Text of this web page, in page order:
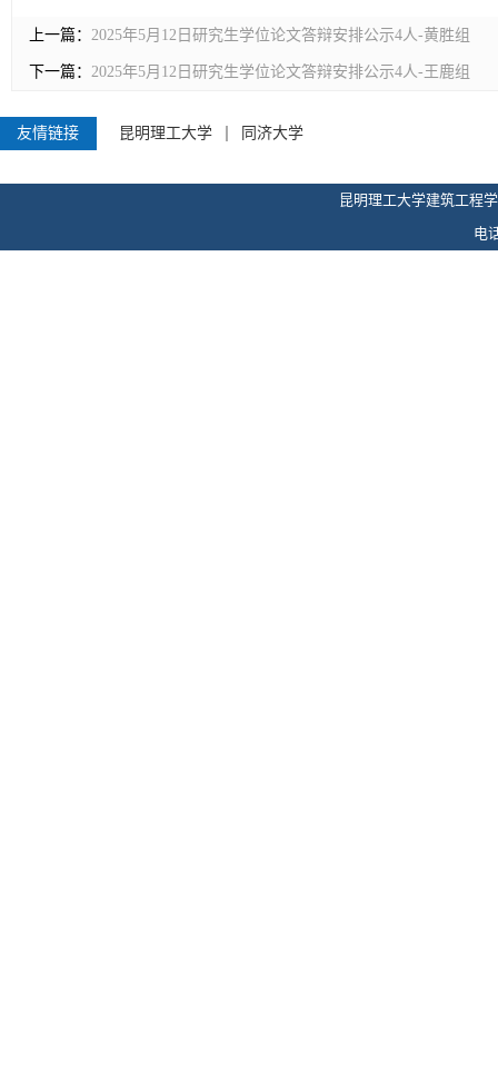
上一篇： 2025年5月12日研究生学位论文答辩安排公示4人-黄胜组
下一篇： 2025年5月12日研究生学位论文答辩安排公示4人-王鹿组
友情链接 昆明理工大学 同济大学
昆明理工大学建筑工程
电